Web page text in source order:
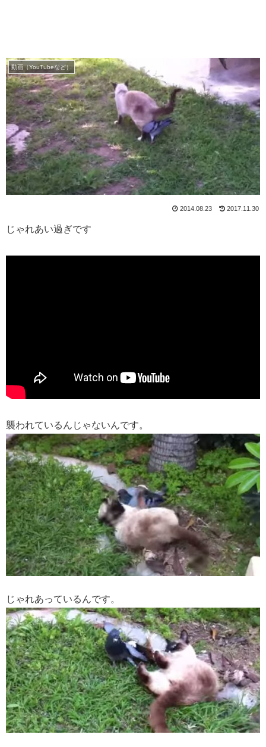
動画（YouTubeなど）
2014.08.23 2017.11.30
じゃれあい過ぎです
襲われているんじゃないんです。
じゃれあっているんです。